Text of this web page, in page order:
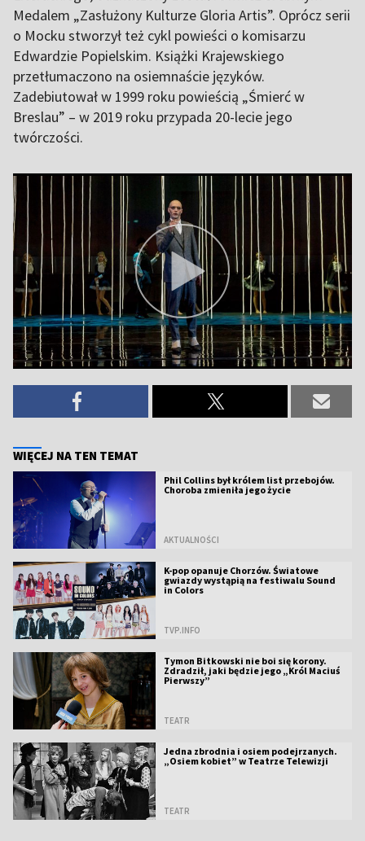
Medalem „Zasłużony Kulturze Gloria Artis”. Oprócz serii
o Mocku stworzył też cykl powieści o komisarzu
Edwardzie Popielskim. Książki Krajewskiego
przetłumaczono na osiemnaście języków.
Zadebiutował w 1999 roku powieścią „Śmierć w
Breslau” – w 2019 roku przypada 20-lecie jego
twórczości.
WIĘCEJ NA TEN TEMAT
Phil Collins był królem list przebojów.
Choroba zmieniła jego życie
AKTUALNOŚCI
K-pop opanuje Chorzów. Światowe
gwiazdy wystąpią na festiwalu Sound
in Colors
TVP.INFO
Tymon Bitkowski nie boi się korony.
Zdradził, jaki będzie jego „Król Maciuś
Pierwszy”
TEATR
Jedna zbrodnia i osiem podejrzanych.
„Osiem kobiet” w Teatrze Telewizji
TEATR